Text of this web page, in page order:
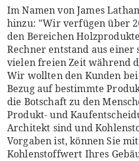
Im Namen von James
hinzu: "Wir verfügen über
den Bereichen
Rechner entstand aus
vielen freien Zeit während
Wir wollten den Kunden
Bezug auf bestimmte
die Botschaft zu den
Produkt- und
Architekt sind und
Vorgaben ist, können Sie
Kohlenstoffwert Ihres